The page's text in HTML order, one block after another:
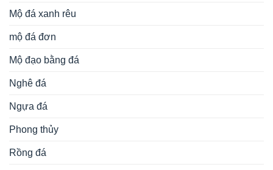
Mộ đá xanh rêu
mộ đá đơn
Mộ đạo bằng đá
Nghê đá
Ngựa đá
Phong thủy
Rồng đá